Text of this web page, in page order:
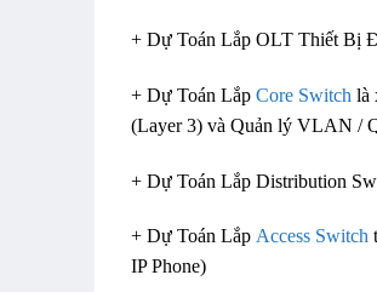
+ Dự Toán Lắp OLT Thiết Bị
+ Dự Toán Lắp Core Switch là
(Layer 3) và Quản lý VLAN /
+ Dự Toán Lắp Distribution
+ Dự Toán Lắp Access Switch
IP Phone)